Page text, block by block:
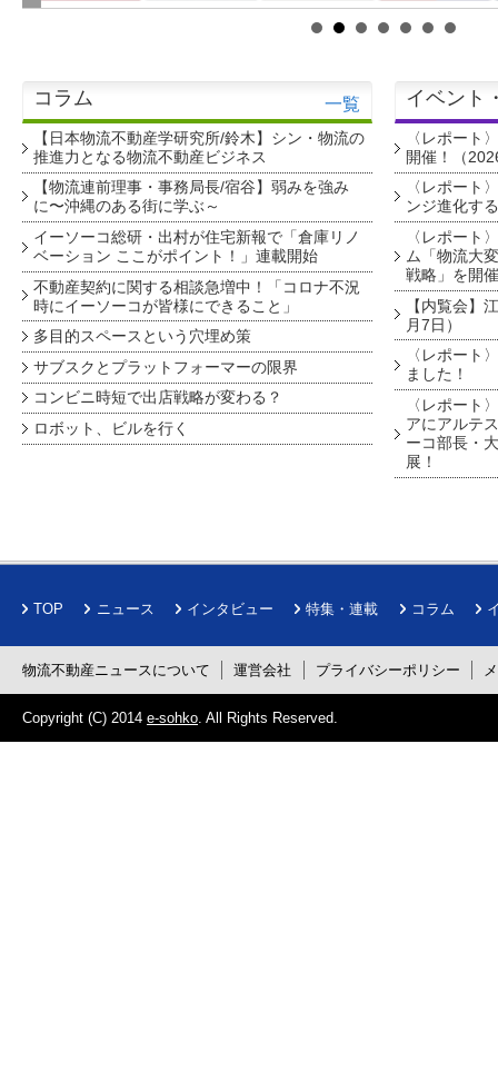
コラム 一覧
【日本物流不動産学研究所/鈴木】シン・物流の
推進力となる物流不動産ビジネス
【物流連前理事・事務局長/宿谷】弱みを強み
に〜沖縄のある街に学ぶ～
イーソーコ総研・出村が住宅新報で「倉庫リノ
ベーション ここがポイント！」連載開始
不動産契約に関する相談急増中！「コロナ不況
時にイーソーコが皆様にできること」
多目的スペースという穴埋め策
サブスクとプラットフォーマーの限界
コンビニ時短で出店戦略が変わる？
ロボット、ビルを行く
イベント
〈レポート
開催！（
〈レポート
ンジ進化す
〈レポート
ム「物流大
戦略」を開
【内覧会】
月7日）
〈レポート
ました！
〈レポート
アにアルテ
ーコ部長・
展！
TOP ニュース インタビュー 特集・連載 コラム
物流不動産ニュースについて 運営会社 プライバシーポリシー
Copyright (C) 2014 e-sohko . All Rights Reserved.